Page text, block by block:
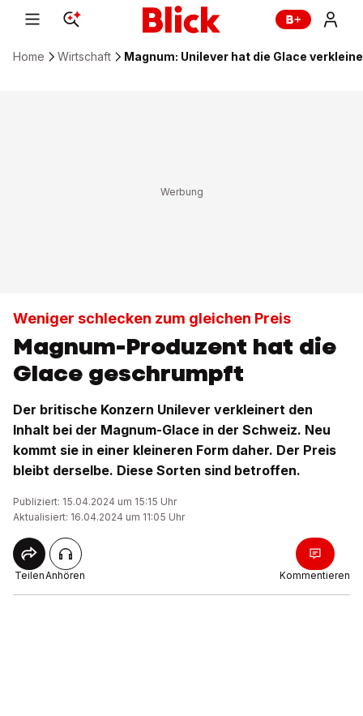
Home Wirtschaft Magnum: Unilever hat die Glace
Weniger schlecken zum gleichen Preis
Magnum-Produzent hat die
Glace geschrumpft
Der britische Konzern Unilever verkleinert den
Inhalt bei der Magnum-Glace in der Schweiz. Neu
kommt sie in einer kleineren Form daher. Der Preis
bleibt derselbe. Diese Sorten sind betroffen.
Publiziert: 15.04.2024 um 15:15 Uhr
Aktualisiert: 16.04.2024 um 11:05 Uhr
TeilenAnhören Kommentieren